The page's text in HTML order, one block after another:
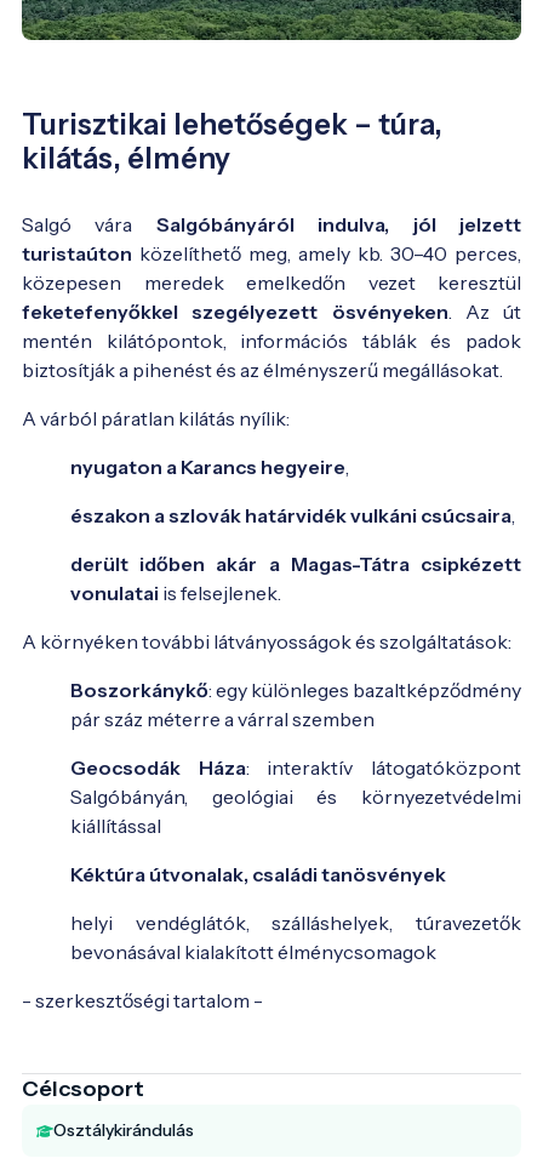
Turisztikai lehetőségek – túra,
kilátás, élmény
Salgó vára Salgóbányáról indulva, jól jelzett
turistaúton közelíthető meg, amely kb. 30–40 perces,
közepesen meredek emelkedőn vezet keresztül
feketefenyőkkel szegélyezett ösvényeken . Az út
mentén kilátópontok, információs táblák és padok
biztosítják a pihenést és az élményszerű megállásokat.
A várból páratlan kilátás nyílik:
nyugaton a Karancs hegyeire
északon a szlovák határvidék vulkáni csúcsaira
derült időben akár a Magas-Tátra csipkézett
vonulatai is felsejlenek.
A környéken további látványosságok és szolgáltatások:
Boszorkánykő: egy különleges bazaltképződmény
pár száz méterre a várral szemben
Geocsodák Háza: interaktív látogatóközpont
Salgóbányán, geológiai és környezetvédelmi
kiállítással
Kéktúra útvonalak, családi tanösvények
helyi vendéglátók, szálláshelyek, túravezetők
bevonásával kialakított élménycsomagok
- szerkesztőségi tartalom -
Célcsoport
Osztálykirándulás